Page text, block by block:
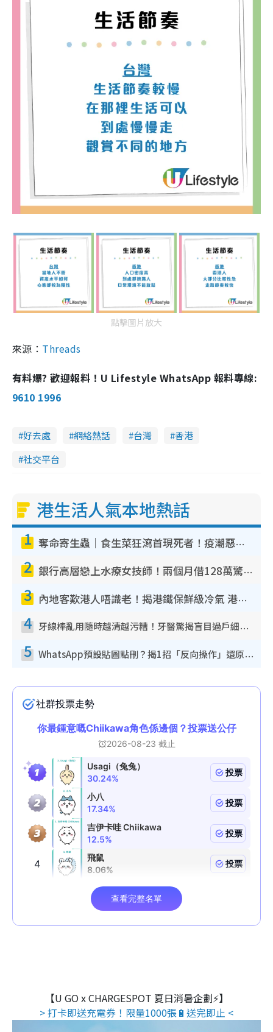
點擊圖片放大
來源： Threads
有料爆? 歡迎報料！U Lifestyle WhatsApp 報料專線:
9610 1996
好去處 網絡熱話 台灣
香港
社交平台
港生活人氣本地熱話
1 奪命寄生蟲｜食生菜狂瀉首現死者！疫潮惡化錄1.8萬宗病例 揭洗菜3大謬誤
2 銀行高層戀上水療女技師！兩個月借128萬驚覺「沉船」沉落火海 揭背後疑似邪教操控賣淫
3 內地客歎港人唔識老！揭港鐵保鮮級冷氣 港人求放過：咪投訴
4 牙線棒亂用隨時越清越污糟！牙醫驚揭盲目過戶細菌恐致蛀牙：呢種先係日常真保養
5 WhatsApp預設貼圖點刪？揭1招「反向操作」還原簡潔介面 附3步實測教學
【U GO x CHARGESPOT 夏日消暑企劃⚡】
> 打卡即送充電券！限量1000張🔋送完即止 <